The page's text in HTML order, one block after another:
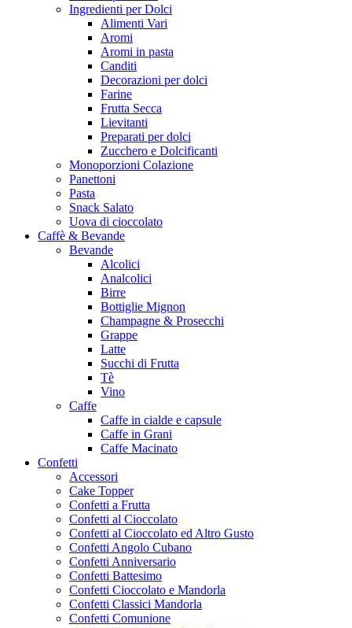
Ingredienti per Dolci
Alimenti Vari
Aromi
Aromi in pasta
Canditi
Decorazioni per dolci
Farine
Frutta Secca
Lievitanti
Preparati per dolci
Zucchero e Dolcificanti
Monoporzioni Colazione
Panettoni
Pasta
Snack Salato
Uova di cioccolato
Caffè & Bevande
Bevande
Alcolici
Analcolici
Birre
Bottiglie Mignon
Champagne & Prosecchi
Grappe
Latte
Succhi di Frutta
Tè
Vino
Caffe
Caffe in cialde e capsule
Caffe in Grani
Caffe Macinato
Confetti
Accessori
Cake Topper
Confetti a Frutta
Confetti al Cioccolato
Confetti al Cioccolato ed Altro Gusto
Confetti Angolo Cubano
Confetti Anniversario
Confetti Battesimo
Confetti Cioccolato e Mandorla
Confetti Classici Mandorla
Confetti Comunione